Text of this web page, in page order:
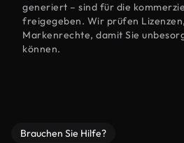
generiert – sind für die
freigegeben. Wir prüfen
Markenrechte, damit Sie
können.
Brauchen Sie Hilfe?